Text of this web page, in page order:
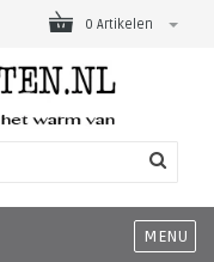
0 Artikelen
MENU